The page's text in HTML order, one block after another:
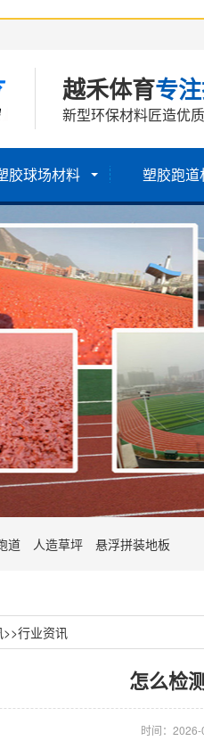
越禾体育专
新型环保材料匠造优
胶球场材料 塑胶跑道
道 人造草坪 悬浮拼装地板
>>行业资讯
怎么检
时间：